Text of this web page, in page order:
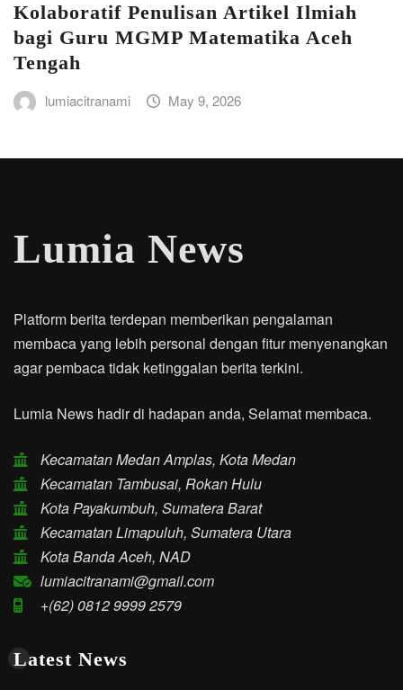
Kolaboratif Penulisan Artikel Ilmiah
bagi Guru MGMP Matematika Aceh
Tengah
lumiacitranami May 9, 2026
Lumia News
Platform berita terdepan memberikan pengalaman
membaca yang lebih personal dengan fitur menyenangkan
agar pembaca tidak ketinggalan berita terkini.
Lumia News hadir di hadapan anda, Selamat membaca.
Kecamatan Medan Amplas, Kota Medan
Kecamatan Tambusai, Rokan Hulu
Kota Payakumbuh, Sumatera Barat
Kecamatan Limapuluh, Sumatera Utara
Kota Banda Aceh, NAD
lumiacitranami@gmail.com
+(62) 0812 9999 2579
Latest News